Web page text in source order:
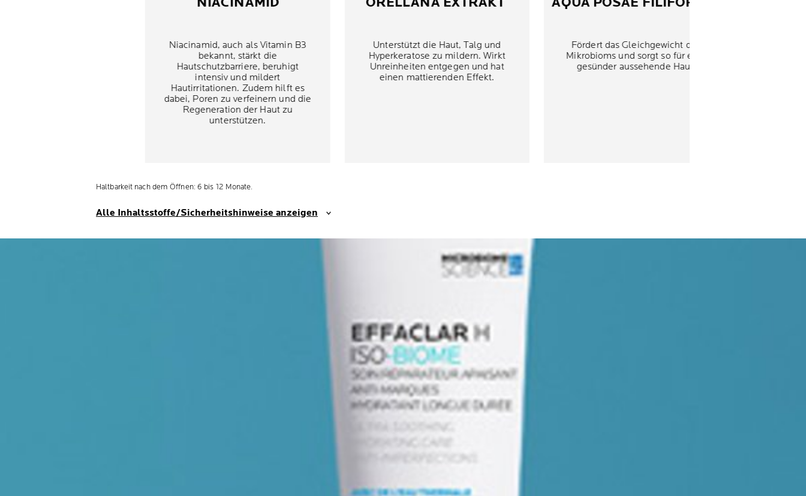
Niacinamid, auch als Vitamin B3
bekannt, stärkt die
Hautschutzbarriere, beruhigt
intensiv und mildert
Hautirritationen. Zudem hilft es
dabei, Poren zu verfeinern und die
Regeneration der Haut zu
unterstützen.
Unterstützt die Haut, Talg und
Hyperkeratose zu mildern. Wirkt
Unreinheiten entgegen und hat
einen mattierenden Effekt.
Fördert das Gleichgewicht des
Mikrobioms und sorgt so für eine
gesünder aussehende Haut.
Haltbarkeit nach dem Öffnen: 6 bis 12 Monate.
Alle Inhaltsstoffe/Sicherheitshinweise anzeigen